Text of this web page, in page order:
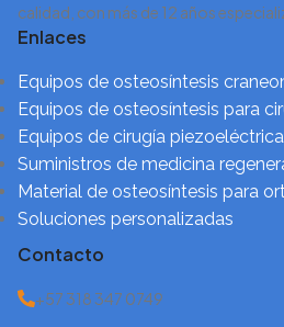
calidad, con más de 12 años
Enlaces
Equipos de osteosíntesis
Equipos de osteosíntesis para
Equipos de cirugía
Suministros de medicina
Material de osteosíntesis para
Soluciones personalizadas
Contacto
+57 318 347 0749